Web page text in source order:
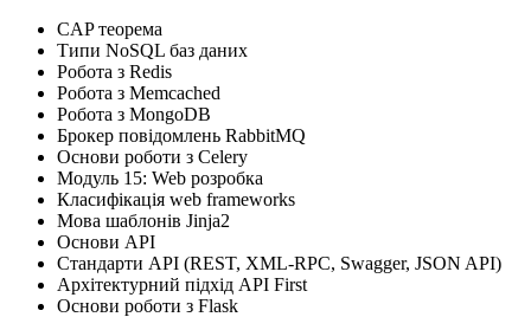
CAP теорема
Типи NoSQL баз даних
Робота з Redis
Робота з Memcached
Робота з MongoDB
Брокер повідомлень RabbitMQ
Основи роботи з Celery
Mодуль 15: Web розробка
Класифікація web frameworks
Мова шаблонів Jinja2
Основи API
Стандарти API (REST, XML-RPC, Swagger, JSON API)
Архітектурний підхід API First
Основи роботи з Flask